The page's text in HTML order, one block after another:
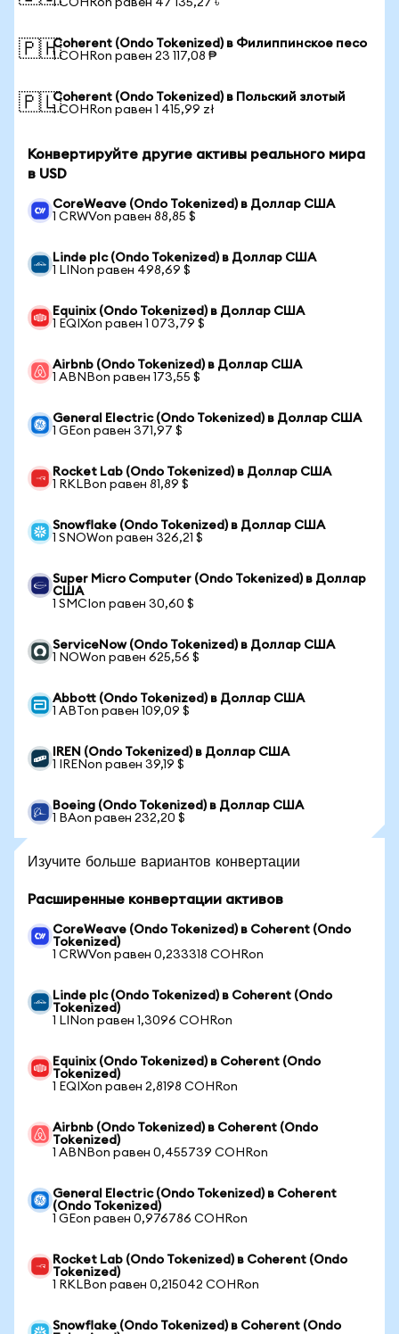
1 COHRon равен 47 135,27 ৳
🇵🇭Coherent (Ondo Tokenized) в Филиппинское песо
1 COHRon равен 23 117,08 ₱
🇵🇱Coherent (Ondo Tokenized) в Польский злотый
1 COHRon равен 1 415,99 zł
Конвертируйте другие активы реального мира
в USD
CoreWeave (Ondo Tokenized) в Доллар США
1 CRWVon равен 88,85 $
Linde plc (Ondo Tokenized) в Доллар США
1 LINon равен 498,69 $
Equinix (Ondo Tokenized) в Доллар США
1 EQIXon равен 1 073,79 $
Airbnb (Ondo Tokenized) в Доллар США
1 ABNBon равен 173,55 $
General Electric (Ondo Tokenized) в Доллар США
1 GEon равен 371,97 $
Rocket Lab (Ondo Tokenized) в Доллар США
1 RKLBon равен 81,89 $
Snowflake (Ondo Tokenized) в Доллар США
1 SNOWon равен 326,21 $
Super Micro Computer (Ondo Tokenized) в Доллар
США
1 SMCIon равен 30,60 $
ServiceNow (Ondo Tokenized) в Доллар США
1 NOWon равен 625,56 $
Abbott (Ondo Tokenized) в Доллар США
1 ABTon равен 109,09 $
IREN (Ondo Tokenized) в Доллар США
1 IRENon равен 39,19 $
Boeing (Ondo Tokenized) в Доллар США
1 BAon равен 232,20 $
Изучите больше вариантов конвертации
Расширенные конвертации активов
CoreWeave (Ondo Tokenized) в Coherent (Ondo
Tokenized)
1 CRWVon равен 0,233318 COHRon
Linde plc (Ondo Tokenized) в Coherent (Ondo
Tokenized)
1 LINon равен 1,3096 COHRon
Equinix (Ondo Tokenized) в Coherent (Ondo
Tokenized)
1 EQIXon равен 2,8198 COHRon
Airbnb (Ondo Tokenized) в Coherent (Ondo
Tokenized)
1 ABNBon равен 0,455739 COHRon
General Electric (Ondo Tokenized) в Coherent
(Ondo Tokenized)
1 GEon равен 0,976786 COHRon
Rocket Lab (Ondo Tokenized) в Coherent (Ondo
Tokenized)
1 RKLBon равен 0,215042 COHRon
Snowflake (Ondo Tokenized) в Coherent (Ondo